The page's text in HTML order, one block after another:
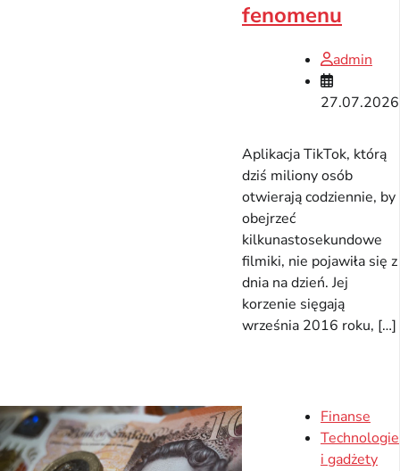
fenomenu
admin
27.07.2026
Aplikacja TikTok, którą
dziś miliony osób
otwierają codziennie, by
obejrzeć
kilkunastosekundowe
filmiki, nie pojawiła się z
dnia na dzień. Jej
korzenie sięgają
września 2016 roku, […]
Finanse
Technologie
i gadżety